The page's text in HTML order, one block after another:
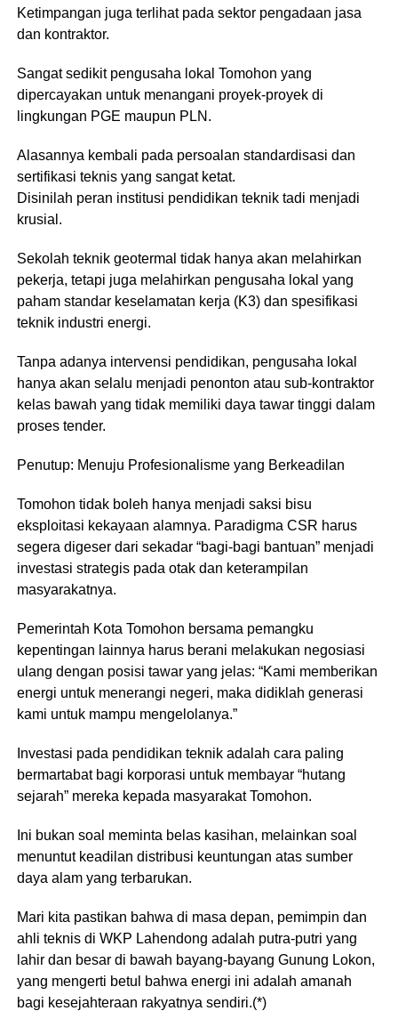
​Ketimpangan juga terlihat pada sektor pengadaan jasa
dan kontraktor.
Sangat sedikit pengusaha lokal Tomohon yang
dipercayakan untuk menangani proyek-proyek di
lingkungan PGE maupun PLN.
Alasannya kembali pada persoalan standardisasi dan
sertifikasi teknis yang sangat ketat.
​Disinilah peran institusi pendidikan teknik tadi menjadi
krusial.
Sekolah teknik geotermal tidak hanya akan melahirkan
pekerja, tetapi juga melahirkan pengusaha lokal yang
paham standar keselamatan kerja (K3) dan spesifikasi
teknik industri energi.
Tanpa adanya intervensi pendidikan, pengusaha lokal
hanya akan selalu menjadi penonton atau sub-kontraktor
kelas bawah yang tidak memiliki daya tawar tinggi dalam
proses tender.
​Penutup: Menuju Profesionalisme yang Berkeadilan
​Tomohon tidak boleh hanya menjadi saksi bisu
eksploitasi kekayaan alamnya. Paradigma CSR harus
segera digeser dari sekadar “bagi-bagi bantuan” menjadi
investasi strategis pada otak dan keterampilan
masyarakatnya.
Pemerintah Kota Tomohon bersama pemangku
kepentingan lainnya harus berani melakukan negosiasi
ulang dengan posisi tawar yang jelas: “Kami memberikan
energi untuk menerangi negeri, maka didiklah generasi
kami untuk mampu mengelolanya.”
​Investasi pada pendidikan teknik adalah cara paling
bermartabat bagi korporasi untuk membayar “hutang
sejarah” mereka kepada masyarakat Tomohon.
Ini bukan soal meminta belas kasihan, melainkan soal
menuntut keadilan distribusi keuntungan atas sumber
daya alam yang terbarukan.
Mari kita pastikan bahwa di masa depan, pemimpin dan
ahli teknis di WKP Lahendong adalah putra-putri yang
lahir dan besar di bawah bayang-bayang Gunung Lokon,
yang mengerti betul bahwa energi ini adalah amanah
bagi kesejahteraan rakyatnya sendiri.(*)